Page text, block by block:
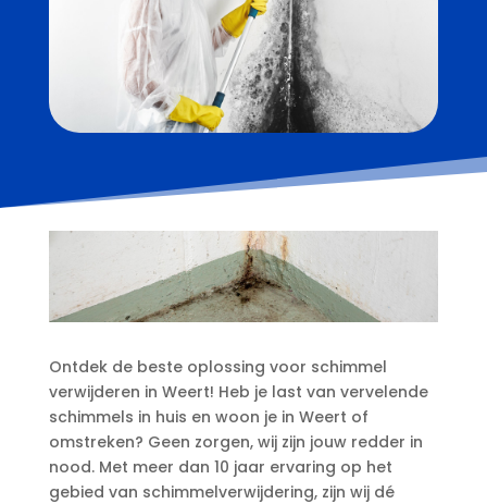
Ontdek de beste oplossing voor schimmel
verwijderen in Weert! Heb je last van vervelende
schimmels in huis en woon je in Weert of
omstreken? Geen zorgen, wij zijn jouw redder in
nood.​ Met meer dan 10 jaar ervaring op het
gebied van schimmelverwijdering, zijn wij dé